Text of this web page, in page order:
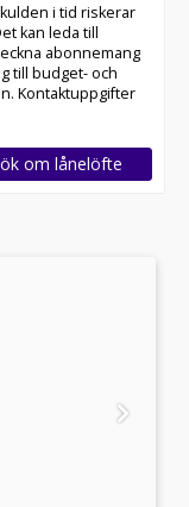
i tid riskerar
kan leda till
abonnemang
till budget- och
Kontaktuppgifter
om lånelöfte